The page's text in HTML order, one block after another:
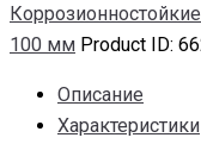
100 мм Product ID:
Описание
Характеристики